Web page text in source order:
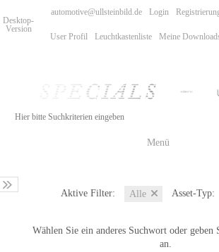
Desktop-
Version
automotive@ullsteinbild.de Login
User Profil Leuchtkastenliste Meine
Menü
Aktive Filter: Alle Asset-Typ:
Wählen Sie ein anderes Suchwort oder
an.